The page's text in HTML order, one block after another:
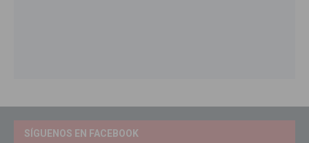
SÍGUENOS EN FACEBOOK